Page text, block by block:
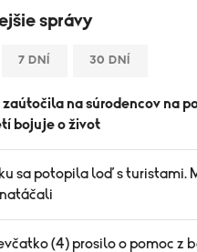
správy
7 DNÍ 30 DNÍ
zaútočila na súrodencov na
bojuje o život
sa potopila loď s turistami.
(4) prosilo o pomoc z